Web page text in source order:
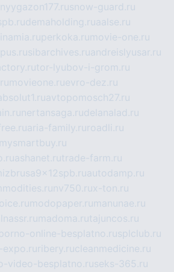
snow-guard.ru
demaholding.ruaalse.ru
perkoka.ru movie-one.ru
sibarchives.ruandreislyusar.ru
tor-lyubov-i-grom.ru
movieone.ruevro-dez.ru
avtopomosch27.ru
nertansaga.rudelanalad.ru
aria-family.ru roadli.ru
mysmartbuy.ru
ashanet.rutrade-farm.ru
autodamp.ru
nv750.rux-ton.ru
modopaper.ru manunae.ru
madoma.rutajuncos.ru
porno-online-besplatno.rusplclub.ru
ribery.rucleanmedicine.ru
video-besplatno.ruseks-365.ru